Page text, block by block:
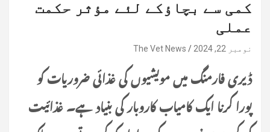
کمی سے بچاؤکے لئے مؤثر حکمت
عملی
نومبر 22, 2024 The Vet News
ڈیری فارمنگ میں مویشیوں کی غذائی ضروریات کو
پورا کرنا ایک کامیاب کاروبار کی بنیاد ہے۔ غذائیت